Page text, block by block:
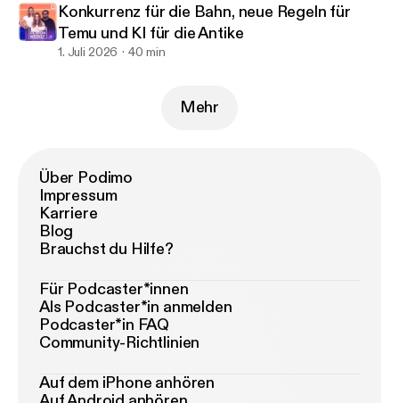
Konkurrenz für die Bahn, neue Regeln für
Temu und KI für die Antike
1. Juli 2026 40 min
Mehr
Über Podimo
Impressum
Karriere
Blog
Brauchst du Hilfe?
Für Podcaster*innen
Als Podcaster*in anmelden
Podcaster*in FAQ
Community-Richtlinien
Auf dem iPhone anhören